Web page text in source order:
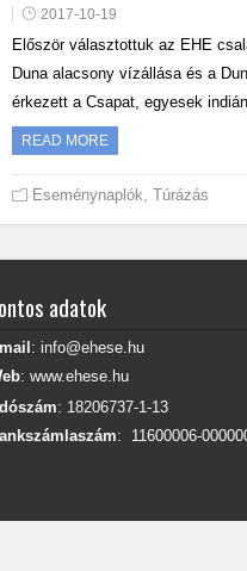
2017-10-19
Először választottuk az EHE
Duna alacsony vízállása és a
érkezett a Csapat, egyesek
READ MORE
Eseménynaplók, Túrázás
adatok
: info@ehese.hu
: www.ehese.hu
: 18206737-1-13
: 11600006-